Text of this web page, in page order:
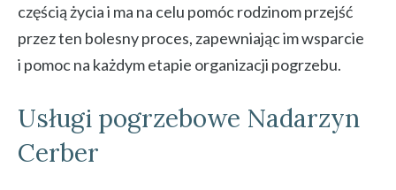
częścią życia i ma na celu pomóc rodzinom przejść
przez ten bolesny proces, zapewniając im wsparcie
i pomoc na każdym etapie organizacji pogrzebu.
Usługi pogrzebowe Nadarzyn
Cerber